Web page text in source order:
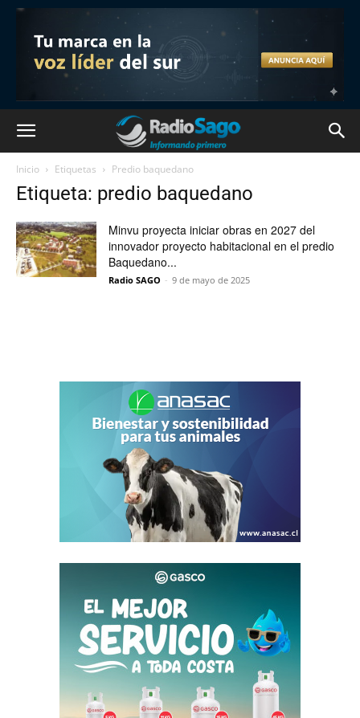
Inicio Etiquetas Predio baquedano
Etiqueta: predio baquedano
Minvu proyecta iniciar obras en 2027 del
innovador proyecto habitacional en el predio
Baquedano...
Radio SAGO - 9 de mayo de 2025